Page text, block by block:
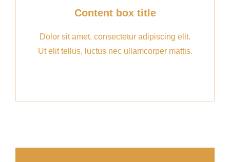
Content box title
Dolor sit amet, consectetur adipiscing elit.
Ut elit tellus, luctus nec ullamcorper mattis.